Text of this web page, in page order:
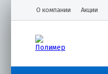
О компании Акции